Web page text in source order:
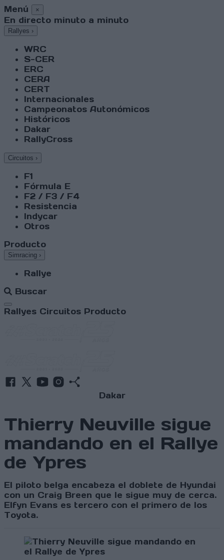
Menú ×
En directo minuto a minuto
Rallyes ›
WRC
S-CER
ERC
CERA
CERT
Internacionales
Campeonatos Autonómicos
Históricos
Dakar
RallyCross
Circuitos ›
F1
Fórmula E
F2 / F3 / F4
Resistencia
Indycar
Otros
Producto
Simracing ›
Rallye
Buscar
Abrir menú
Rallyes Circuitos Producto
Dakar
Thierry Neuville sigue
mandando en el Rallye
de Ypres
El piloto belga encabeza el doblete de Hyundai
con un Craig Breen que le sigue muy de cerca.
Elfyn Evans es tercero con el primero de los
Toyota.